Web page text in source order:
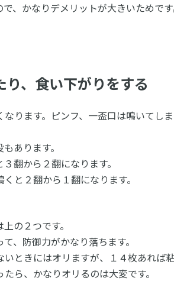
、かなりデメリットが大きいためです
、食い下がりをする
ります。ピンフ、一盃口は鳴いてし
あります。
翻から２翻になります。
と２翻から１翻になります。
の２つです。
、防御力がかなり落ちます。
ときにはオリますが、１４枚あれば
ら、かなりオリるのは大変です。